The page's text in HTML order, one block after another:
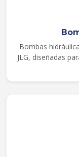
Bombas
JLG, diseñadas